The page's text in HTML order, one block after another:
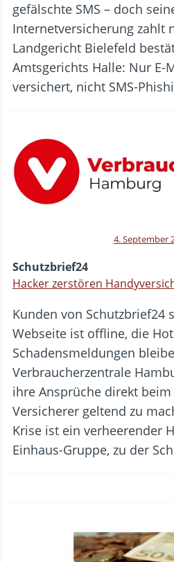
gefälschte SMS – doch
Internetversicherung zahlt
Landgericht Bielefeld
Amtsgerichts Halle: Nur E-
versichert, nicht SMS-
4. September
Schutzbrief24
Hacker zerstören
Kunden von Schutzbrief24
Webseite ist offline, die
Schadensmeldungen
Verbraucherzentrale
ihre Ansprüche direkt
Versicherer geltend zu
Krise ist ein verheerender
Einhaus-Gruppe, zu der